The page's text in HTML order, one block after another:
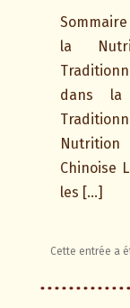
la
dans la
Nutrition
Chinoise
les […]
Cette entrée a